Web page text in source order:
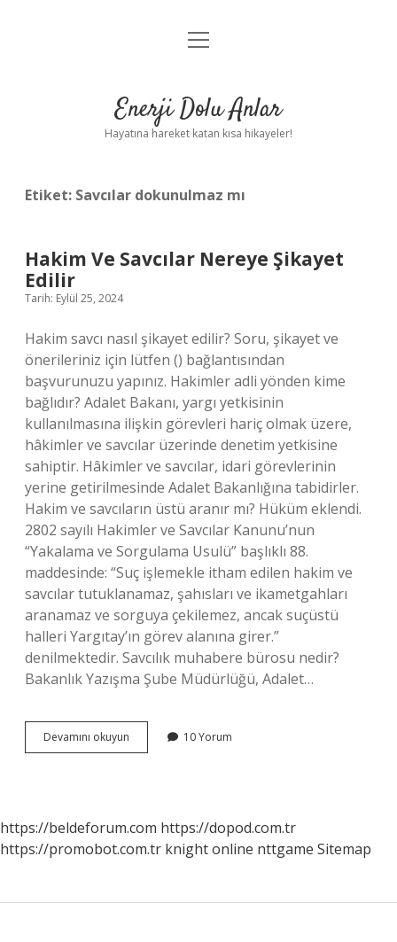
Anasayfa
Yasal Uyarı
menüyü
Enerji Dolu Anlar
Hayatına hareket katan kısa hikayeler!
Etiket: Savcılar dokunulmaz mı
Hakim Ve Savcılar Nereye Şikayet
Edilir
Tarih: Eylül 25, 2024
Hakim savcı nasıl şikayet edilir? Soru, şikayet ve
önerileriniz için lütfen () bağlantısından
başvurunuzu yapınız. Hakimler adli yönden kime
bağlıdır? Adalet Bakanı, yargı yetkisinin
kullanılmasına ilişkin görevleri hariç olmak üzere,
hâkimler ve savcılar üzerinde denetim yetkisine
sahiptir. Hâkimler ve savcılar, idari görevlerinin
yerine getirilmesinde Adalet Bakanlığına tabidirler.
Hakim ve savcıların üstü aranır mı? Hüküm eklendi.
2802 sayılı Hakimler ve Savcılar Kanunu’nun
“Yakalama ve Sorgulama Usulü” başlıklı 88.
maddesinde: “Suç işlemekle itham edilen hakim ve
savcılar tutuklanamaz, şahısları ve ikametgahları
aranamaz ve sorguya çekilemez, ancak suçüstü
halleri Yargıtay’ın görev alanına girer.”
denilmektedir. Savcılık muhabere bürosu nedir?
Bakanlık Yazışma Şube Müdürlüğü, Adalet…
Devamını okuyun
Ve
10 Yorum
https://beldeforum.com https://dopod.com.tr
https://promobot.com.tr knight online nttgame Sitemap